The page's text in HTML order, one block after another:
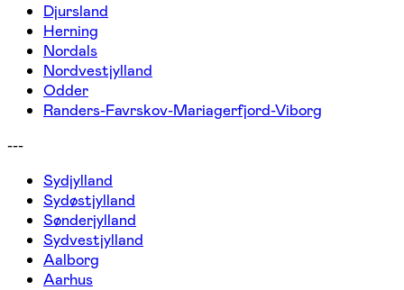
Djursland
Herning
Nordals
Nordvestjylland
Odder
Randers-Favrskov-Mariagerfjord-Viborg
---
Sydjylland
Sydøstjylland
Sønderjylland
Sydvestjylland
Aalborg
Aarhus